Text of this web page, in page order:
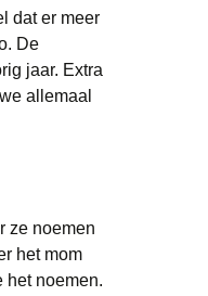
dat er meer
De
jaar. Extra
allemaal
ze noemen
het mom
het noemen.